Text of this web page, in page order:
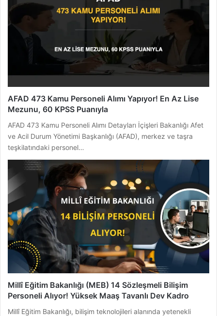
AFAD 473 Kamu Personeli Alımı Yapıyor! En Az Lise
Mezunu, 60 KPSS Puanıyla
AFAD 473 Kamu Personeli Alımı Detayları İçişleri Bakanlığı Afet
ve Acil Durum Yönetimi Başkanlığı (AFAD), merkez ve taşra
teşkilatındaki personel…
Millî Eğitim Bakanlığı (MEB) 14 Sözleşmeli Bilişim
Personeli Alıyor! Yüksek Maaş Tavanlı Dev Kadro
Millî Eğitim Bakanlığı, bilişim teknolojileri alanında yetenekli